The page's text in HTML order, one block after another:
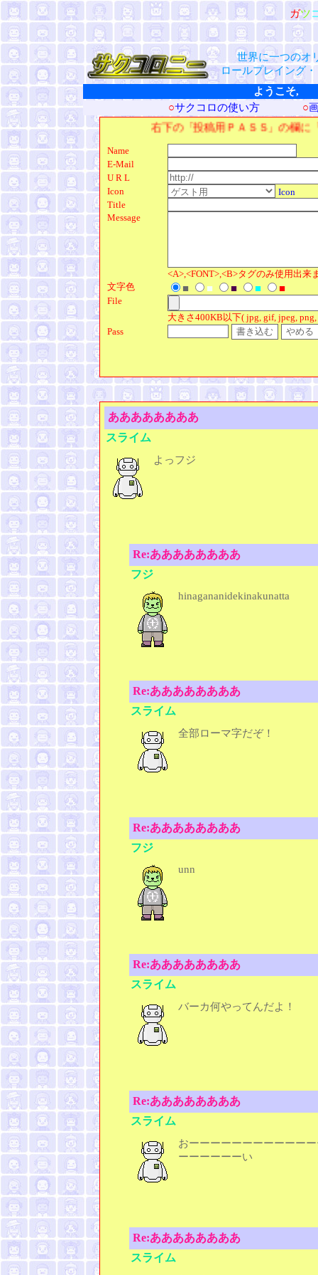
ガツ
世界に一つのオ
ロールプレイング
ようこそ,
○サクコロの使い方○
右下の「投稿用ＰＡＳＳ」の欄に「 1111 」（←半角
Name
E-Mail
U R L
Icon
Icon
Title
Message
<A>,<FONT>,<B>タグのみ使用出来
文字色
■ ■ ■ ■ ■
File
大きさ400KB以下( jpg, gif, jpeg,
Pass
ああああああああ
スライム
よっフジ
Re:ああああああああ
フジ
hinagananidekinakunatta
Re:ああああああああ
スライム
全部ローマ字だぞ！
Re:ああああああああ
フジ
unn
Re:ああああああああ
スライム
バーカ何やってんだよ！
Re:ああああああああ
スライム
おーーーーーーーーーーー
ーーーーーーい
Re:ああああああああ
スライム